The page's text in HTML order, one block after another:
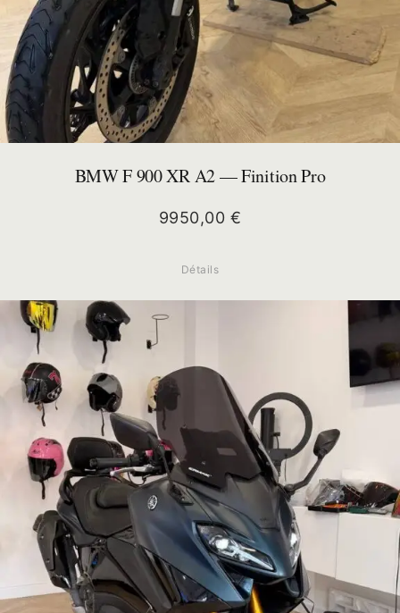
BMW F 900 XR A2 — Finition Pro
9950,00 €
Détails